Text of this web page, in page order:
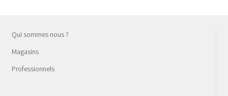
Qui sommes nous ?
Magasins
Professionnels